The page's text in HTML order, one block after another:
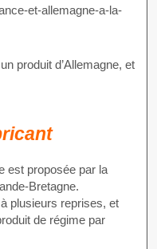
produit d’Allemagne, et
est proposée par la
Bretagne.
plusieurs reprises, et
de régime par